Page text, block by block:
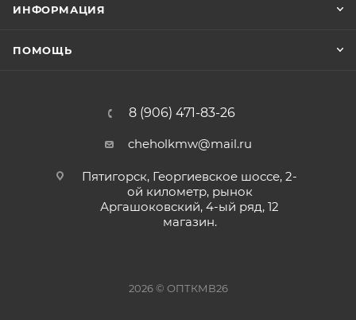
ИНФОРМАЦИЯ
ПОМОЩЬ
8 (906) 471-83-26
cheholkmw@mail.ru
Пятигорск, Георгиевское шоссе, 2-
ой километр, рынок
Аргашоковский, 4-ый ряд, 12
магазин.
2026 © ОПТКМВ26